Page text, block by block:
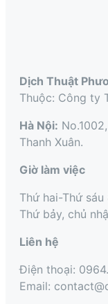
Dịch Thuật
Thuộc: Công ty
Hà Nội:
Thanh Xuân.
Giờ làm việc
Thứ hai-Thứ sáu
Thứ bảy, chủ
Liên hệ
Điện thoại:
Email: